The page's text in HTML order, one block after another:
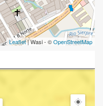
Leaflet| Wasi - ©OpenStreetMap